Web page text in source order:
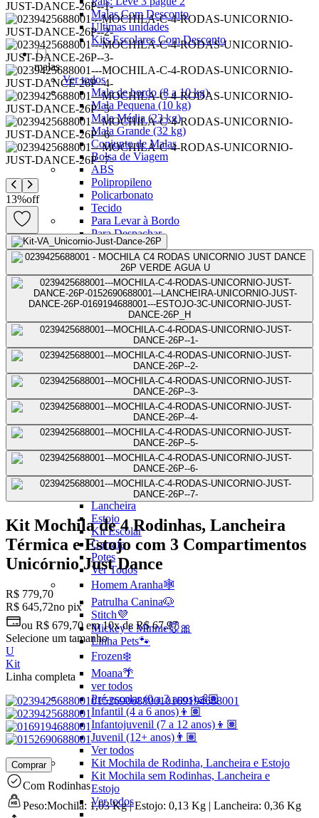
Malas Com Desconto
Últimas unidades
Kits Escolares Com Desconto
malas
Ver todos
Mala de bordo (8 a 10 kg)
Mala Pequena (10 kg)
Mala Média (23 kg)
Mala Grande (32 kg)
Conjunto de Malas
Bolsa de Viagem
ABS
Polipropileno
Policarbonato
Tecido
Para Levar à Bordo
Para Despachar
Mochilas
Ver todos
Mochilas Masculinas
Mochilas Femininas
Mochilas Escolares
Mochilas Juvenis
Ver Todos
Mochila para Notebook
Mochila de Couro
Mochila Executiva
Mochila com Rodas
Mochila Pequena
Mochila Média
Mochila Grande
Escolar
Mochila com Rodinha
Mochila sem Rodinhas
Lancheira
Estojo
Kit Escolar
Garrafa
Potes
Ver Todos
Homem Aranha🕸️
Patrulha Canina🐶
Stitch💜
Mickey e Minnie🐭🎀
Linha Pets🐾
Frozen❄️
Moana🌴
ver todos
Pré-escolar (0 a 3 anos)👶🏽
Infantil (4 a 6 anos)👦🏽
Infantojuvenil (7 a 12 anos)👦🏽
Juvenil (12+ anos)👨🏽
Ver todos
Kit Mochila de Rodinha, Lancheira e Estojo
Kit Mochila sem Rodinhas, Lancheira e
Estojo
Ver todos
13%off
Kit Mochila de 4 Rodinhas, Lancheira
Térmica e Estojo com 3 Compartimentos
Unicórnio Just Dance
R$ 779,70
R$ 645,72no pix
ou R$ 679,70 em10x de R$ 67,97
Selecione um tamanho
U
Kit
Linha completa
Comprar
Com Rodinhas
Peso:Mochila: 1,03 Kg | Estojo: 0,13 Kg | Lancheira: 0,36 Kg